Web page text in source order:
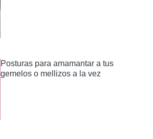
Posturas para amamantar a tus
gemelos o mellizos a la vez